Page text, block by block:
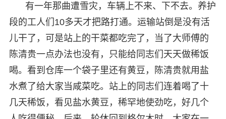
有一年那曲遭雪灾，车辆上不来、下不去。养护
段的工人们10多天才把路打通。运输站倒是没有活
儿干了，可是站上的干菜都吃完了，当了大师傅的
陈清贵一点办法也没有，只能给同志们天天做稀饭
喝。看到仓库一个袋子里还有黄豆，陈清贵就用盐
水煮了给大家当咸菜吃。站上的同志们连着喝了十
几天稀饭，看见盐水黄豆，稀罕地使劲吃，好几个